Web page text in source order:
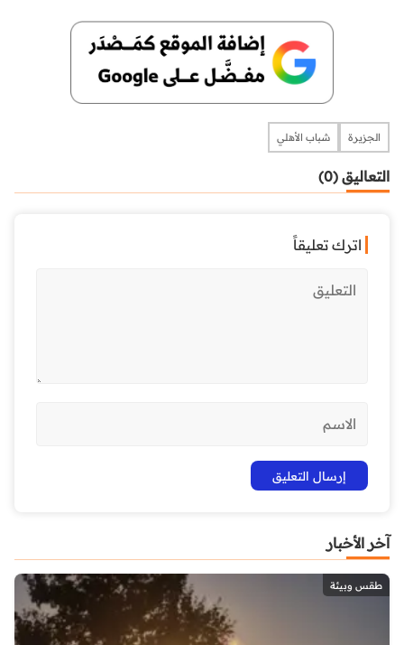
الجزيرة شباب الأهلي
التعاليق (0)
اترك تعليقاً
آخر الأخبار
طقس وبيئة